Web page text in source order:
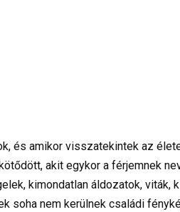
és amikor visszatekintek az
akit egykor a férjemnek
kimondatlan áldozatok, viták,
soha nem kerülnek családi